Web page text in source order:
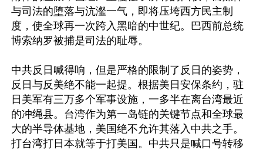
与司法的堕落与沆瀣一气，即将压垮西方民主制
度，使全球再一次跨入黑暗的中世纪。巴西前总统
博索纳罗被捕是司法的耻辱。
中共反日喊得响，但是严格的限制了反日的姿势，
反日与反美绝不能一起提。根据美日安保条约，驻
日美军有三万多个军事设施，一多半在离台湾最近
的冲绳县。台湾作为第一岛链的关键节点和全球最
大的半导体基地，美国绝不允许其落入中共之手。
打台湾打日本就等于打美国。中共只是喊口号转移